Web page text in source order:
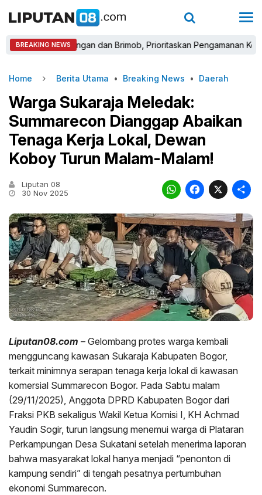
BREAKING NEWS
Gabungan dan Brimob, Prioritaskan Pengamanan Konflik Lahan
Home Berita Utama • Breaking News • Daerah
Warga Sukaraja Meledak:
Summarecon Dianggap Abaikan
Tenaga Kerja Lokal, Dewan
Koboy Turun Malam-Malam!
Liputan 08
30 Nov 2025
X
Liputan08.com – Gelombang protes warga kembali
mengguncang kawasan Sukaraja Kabupaten Bogor,
terkait minimnya serapan tenaga kerja lokal di kawasan
komersial Summarecon Bogor. Pada Sabtu malam
(29/11/2025), Anggota DPRD Kabupaten Bogor dari
Fraksi PKB sekaligus Wakil Ketua Komisi I, KH Achmad
Yaudin Sogir, turun langsung menemui warga di Plataran
Perkampungan Desa Sukatani setelah menerima laporan
bahwa masyarakat lokal hanya menjadi “penonton di
kampung sendiri” di tengah pesatnya pertumbuhan
ekonomi Summarecon.